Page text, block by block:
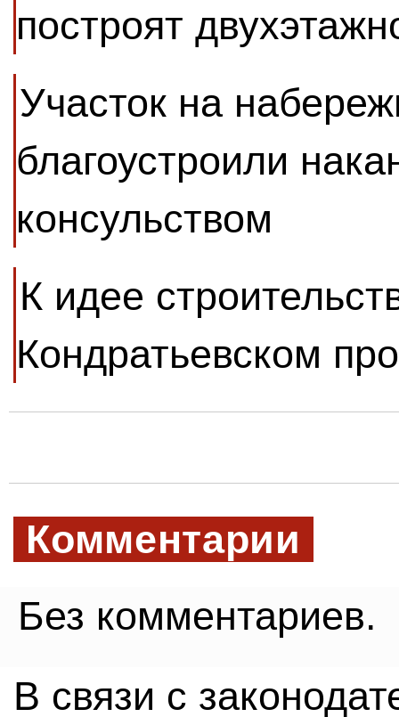
построят
Участок на
благоустроили
консульством
К идее
Кондратьевском
Комментарии
Без комментариев.
В связи с